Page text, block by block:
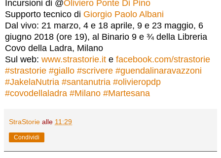
Incursioni di @Oliviero Ponte Di Pino
Supporto tecnico di Giorgio Paolo Albani
Dal vivo: 21 marzo, 4 e 18 aprile, 9 e 23 maggio, 6
giugno 2018 (ore 19), al Binario 9 e ¾ della Libreria
Covo della Ladra, Milano
Sul web: www.strastorie.it e facebook.com/strastorie
#strastorie #giallo #scrivere #guendalinaravazzoni
#JakelaNutria #santanutria #olivieropdp
#covodellaladra #Milano #Martesana
StraStorie alle 11:29
Condividi